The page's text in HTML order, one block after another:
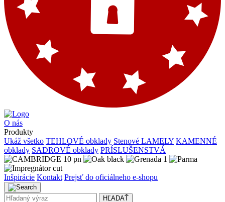
O nás
Produkty
Ukáž všetko TEHLOVÉ obklady Stenové LAMELY KAMENNÉ
obklady SADROVÉ obklady PRÍSLUŠENSTVÁ
Inšpirácie Kontakt Prejsť do oficiálneho e-shopu
HĽADAŤ